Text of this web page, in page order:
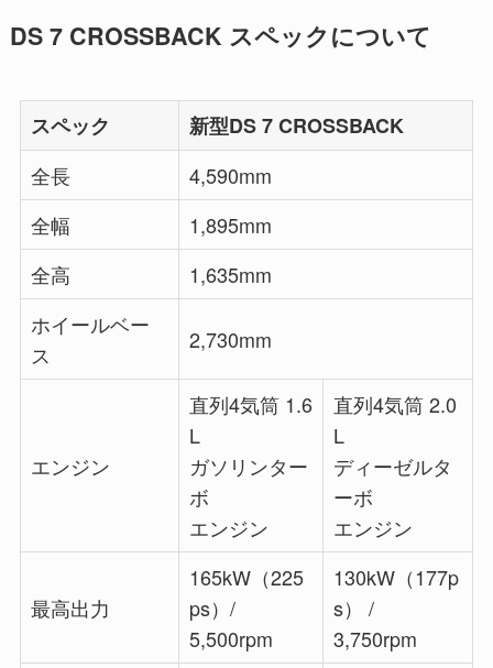
DS 7 CROSSBACK スペックについて
スペック
新型DS 7 CROSSBACK
全長
4,590mm
全幅
1,895mm
全高
1,635mm
ホイールベー
ス
2,730mm
エンジン
直列4気筒 1.6
L
ガソリンター
ボ
エンジン
直列4気筒 2.0
L
ディーゼルタ
ーボ
エンジン
最高出力
165kW（225
ps）/
5,500rpm
130kW（177p
s） /
3,750rpm